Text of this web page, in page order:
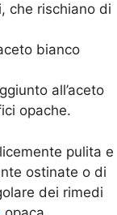
che rischiano di
bianco
all’aceto
opache.
pulita e
ostinate o di
dei rimedi